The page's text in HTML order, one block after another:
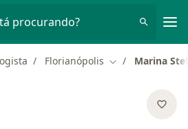
procurando?
Florianópolis Mudar de cidade
Marina